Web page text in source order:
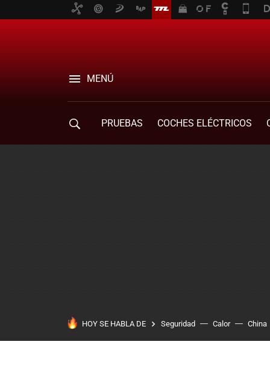
MENÚ
PRUEBAS COCHES ELÉCTRICOS
HOY SE HABLA DE Seguridad Calor China